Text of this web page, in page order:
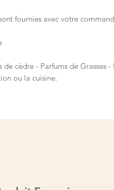
fournies avec votre
cèdre - Parfums de Grasses -
ou la cuisine.